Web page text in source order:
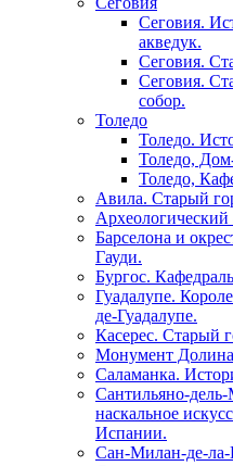
Сеговия.
акведук.
Сеговия.
Сеговия.
собор.
Толедо
Толедо.
Толедо,
Толедо,
Авила. Старый
Барселона и
Гауди.
Бургос.
Гуадалупе.
де-Гуадалупе.
Касерес. Старый
Монумент
Саламанка.
Сантильяно-
наскальное
Испании.
Сан-Милан-де-